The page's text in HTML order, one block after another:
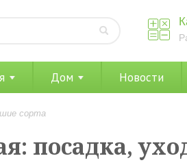
Дом Новости
сорта
посадка,